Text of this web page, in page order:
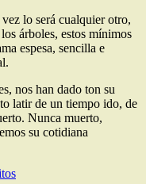
lo será cualquier otro,
árboles, estos mínimos
espesa, sencilla e
nos han dado ton su
latir de un tiempo ido, de
Nunca muerto,
su cotidiana